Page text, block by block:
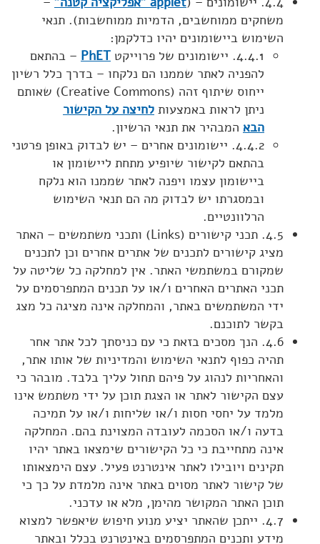
משחקים ממוחשבים, הדמיות ממוחשבות). תנאי
השימוש ביישומונים יהיו כדלקמן:
4.4.1. יישומונים של פרוייקט
PhET – בהתאם
להפניה לאתר שממנו הם נלקחו – בדרך כלל רשיון
ייחוס שיתוף זהה (Creative Commons) שאותם
ניתן לראות באמצעות לחיצה על הקישור
הבא המבהיר את תנאי הרשיון.
4.4.2. יישומונים אחרים – יש לבדוק באופן פרטני
בהתאם לקישור שיופיע מתחת ליישומון או
ביישומון עצמו ויפנה לאתר שממנו הוא נלקח
ובמסגרתו יש לבדוק מה הם תנאי השימוש
הרלוונטיים.
4.5. תכני קישורים (Links) ותכני משתמשים – האתר
מציג קישורים לתכנים של אתרים אחרים וכן לתכנים
שמקורם במשתמשי האתר. אין למחלקה כל שליטה על
תכני האתרים האחרים ו/או על תכנים המתפרסמים על
ידי המשתמשים באתר, והמחלקה אינה מציגה כל מצג
בקשר לתוכנם.
4.6. הנך מסכים בזאת כי עם כניסתך לכל אתר אחר
תהיה כפוף לתנאי השימוש והמדיניות של אותו אתר,
והאחריות לנהוג על פיהם תחול עליך בלבד. מובהר כי
עצם הקישור לאתר או הצגת תוכן על ידי משתמש אינו
מלמד על יחסי חסות ו/או שליחות ו/או על תמיכה
בדעה ו/או הסכמה לעובדה המצוינת בהם. המחלקה
אינה מתחייבת כי כל הקישורים שימצאו באתר יהיו
תקינים ויובילו לאתר אינטרנט פעיל. עצם הימצאותו
של קישור לאתר מסוים באתר אינה מלמדת על כך כי
תוכן האתר המקושר מהימן, מלא או עדכני.
4.7. ייתכן שהאתר יציע מנוע חיפוש שיאפשר למצוא
מידע ותכנים המתפרסמים באינטרנט בכלל ובאתר